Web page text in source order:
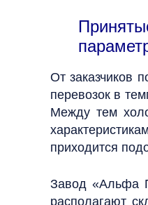
От заказчиков
перевозок в
Между тем
приходится
Завод «Альфа
располагают